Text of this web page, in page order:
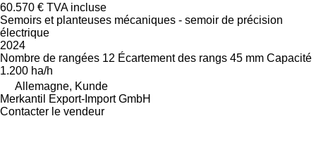
60.570 € TVA incluse
Semoirs et planteuses mécaniques - semoir de précision
électrique
2024
Nombre de rangées 12 Écartement des rangs 45 mm Capacité
1.200 ha/h
Allemagne, Kunde
Merkantil Export-Import GmbH
Contacter le vendeur